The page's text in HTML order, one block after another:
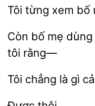
Tôi bố
bố mẹ
rằng—
Tôi